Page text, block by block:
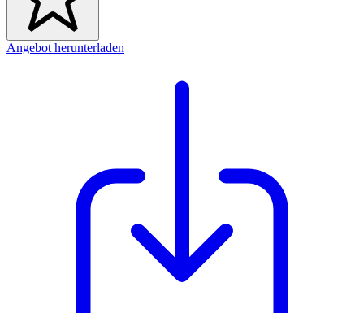
Angebot herunterladen